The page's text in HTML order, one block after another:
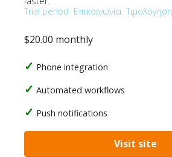
Trial period Επικοινωνία Τιμολόγηση
$20.00 monthly
Phone integration
Automated workflows
Push notifications
Visit site